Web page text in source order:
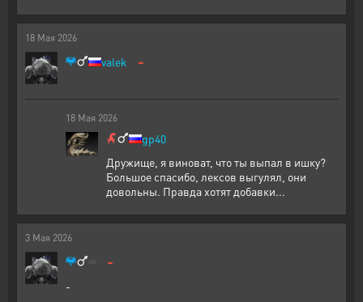
18 Мая 2026
valek -
18 Мая 2026
gp40
Дружище, я виноват, что ты выпал в ишку?
Большое спасибо, лексов выгулял, они
довольны. Правда хотят добавки...
3 Мая 2026
-
-